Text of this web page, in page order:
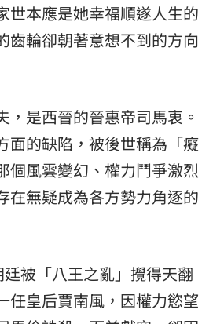
世本應是她幸福順遂人生的
齒輪卻朝著意想不到的方向
，是西晉的晉惠帝司馬衷。
面的缺陷，被後世稱為「癡
個風雲變幻、權力鬥爭激烈
在無疑成為各方勢力角逐的
被「八王之亂」攪得天翻
任皇后賈南風，因權力慾望